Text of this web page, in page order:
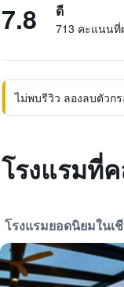
7.8 ดี
713 คะแนนที่
ไม่พบรีวิว ลองลบตัวก
โรงแรมที่
โรงแรมยอดนิยมในเ